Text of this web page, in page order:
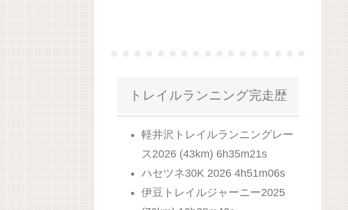
トレイルランニング完走歴
軽井沢トレイルランニングレー
ス2026 (43km) 6h35m21s
ハセツネ30K 2026 4h51m06s
伊豆トレイルジャーニー2025